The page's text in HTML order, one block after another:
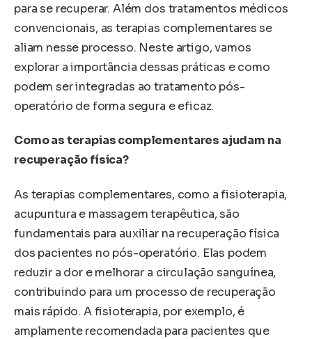
para se recuperar. Além dos tratamentos médicos
convencionais, as terapias complementares se
aliam nesse processo. Neste artigo, vamos
explorar a importância dessas práticas e como
podem ser integradas ao tratamento pós-
operatório de forma segura e eficaz.
Como as terapias complementares ajudam na
recuperação física?
As terapias complementares, como a fisioterapia,
acupuntura e massagem terapêutica, são
fundamentais para auxiliar na recuperação física
dos pacientes no pós-operatório. Elas podem
reduzir a dor e melhorar a circulação sanguínea,
contribuindo para um processo de recuperação
mais rápido. A fisioterapia, por exemplo, é
amplamente recomendada para pacientes que